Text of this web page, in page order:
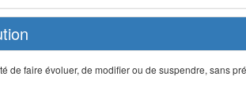
de faire évoluer, de modifier ou de suspendre, sans